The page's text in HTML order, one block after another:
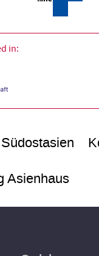
in:
Asienhaus